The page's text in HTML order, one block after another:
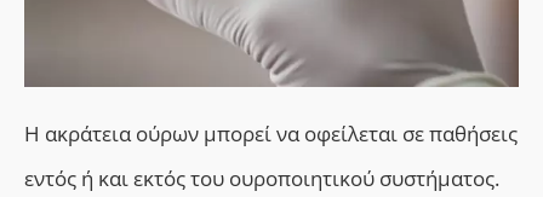
Η ακράτεια ούρων μπορεί να οφείλεται σε παθήσεις
εντός ή και εκτός του ουροποιητικού συστήματος.